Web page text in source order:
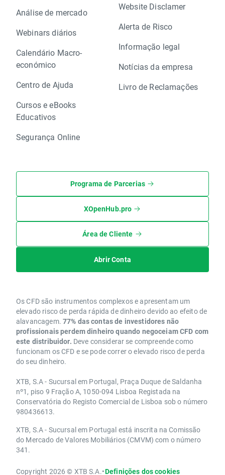
Análise de mercado
Webinars diários
Calendário Macro-
económico
Centro de Ajuda
Cursos e eBooks
Educativos
Segurança Online
Website Disclamer
Alerta de Risco
Informação legal
Notícias da empresa
Livro de Reclamações
Programa de Parcerias
XOpenHub.pro
Área de Cliente
Abrir Conta
Os CFD são instrumentos complexos e apresentam um
elevado risco de perda rápida de dinheiro devido ao efeito de
alavancagem. 77% das contas de investidores não
profissionais perdem dinheiro quando negoceiam CFD com
este distribuidor. Deve considerar se compreende como
funcionam os CFD e se pode correr o elevado risco de perda
do seu dinheiro.
XTB, S.A - Sucursal em Portugal, Praça Duque de Saldanha
nº1, piso 9 Fração A, 1050-094 Lisboa Registada na
Conservatória do Registo Comercial de Lisboa sob o número
980436613.
XTB, S.A - Sucursal em Portugal está inscrita na Comissão
do Mercado de Valores Mobiliários (CMVM) com o número
341.
Copyright 2026 © XTB S.A.•Definições dos cookies